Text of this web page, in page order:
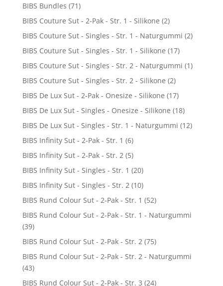
BIBS Bundles (71)
BIBS Couture Sut - 2-Pak - Str. 1 - Silikone (2)
BIBS Couture Sut - Singles - Str. 1 - Naturgummi (2)
BIBS Couture Sut - Singles - Str. 1 - Silikone (17)
BIBS Couture Sut - Singles - Str. 2 - Naturgummi (1)
BIBS Couture Sut - Singles - Str. 2 - Silikone (2)
BIBS De Lux Sut - 2-Pak - Onesize - Silikone (17)
BIBS De Lux Sut - Singles - Onesize - Silikone (18)
BIBS De Lux Sut - Singles - Str. 1 - Naturgummi (12)
BIBS Infinity Sut - 2-Pak - Str. 1 (6)
BIBS Infinity Sut - 2-Pak - Str. 2 (5)
BIBS Infinity Sut - Singles - Str. 1 (20)
BIBS Infinity Sut - Singles - Str. 2 (10)
BIBS Rund Colour Sut - 2-Pak - Str. 1 (52)
BIBS Rund Colour Sut - 2-Pak - Str. 1 - Naturgummi
(39)
BIBS Rund Colour Sut - 2-Pak - Str. 2 (75)
BIBS Rund Colour Sut - 2-Pak - Str. 2 - Naturgummi
(43)
BIBS Rund Colour Sut - 2-Pak - Str. 3 (24)